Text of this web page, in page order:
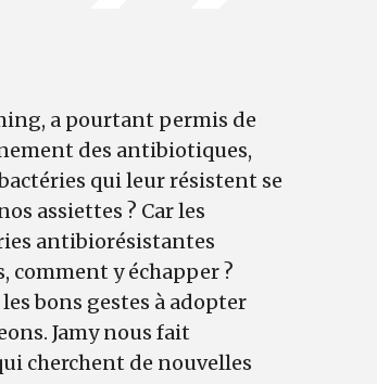
a pourtant permis de
des antibiotiques,
qui leur résistent se
assiettes ? Car les
antibiorésistantes
y échapper ?
bons gestes à adopter
Jamy nous fait
cherchent de nouvelles